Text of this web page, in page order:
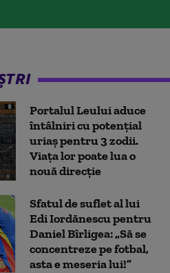
Portalul Leului aduce
întâlniri cu potențial
uriaș pentru 3 zodii.
Viața lor poate lua o
nouă direcție
Sfatul de suflet al lui
Edi Iordănescu pentru
Daniel Bîrligea: „Să se
concentreze pe fotbal,
asta e meseria lui!”